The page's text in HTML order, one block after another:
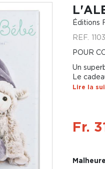
Éditions
REF.
POUR
Un
Le
Lire la
Fr.